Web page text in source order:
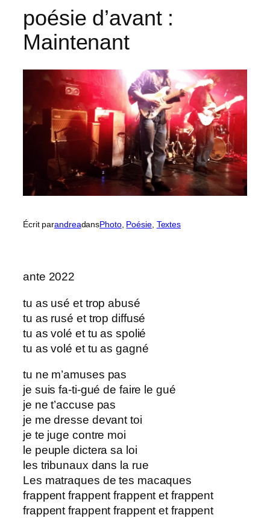
poésie d’avant :
Maintenant
Écrit parandreadansPhoto, Poésie, Textes
ante 2022
tu as usé et trop abusé
tu as rusé et trop diffusé
tu as volé et tu as spolié
tu as volé et tu as gagné
tu ne m’amuses pas
je suis fa-ti-gué de faire le gué
je ne t’accuse pas
je me dresse devant toi
je te juge contre moi
le peuple dictera sa loi
les tribunaux dans la rue
Les matraques de tes macaques
frappent frappent frappent et frappent
frappent frappent frappent et frappent